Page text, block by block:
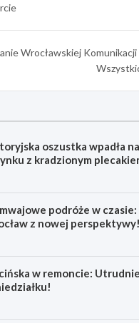
Wrocławskiej Komunikacji
oszustka wpadła
z kradzionym
podróże w
z nowej perspektywy!
w remoncie: